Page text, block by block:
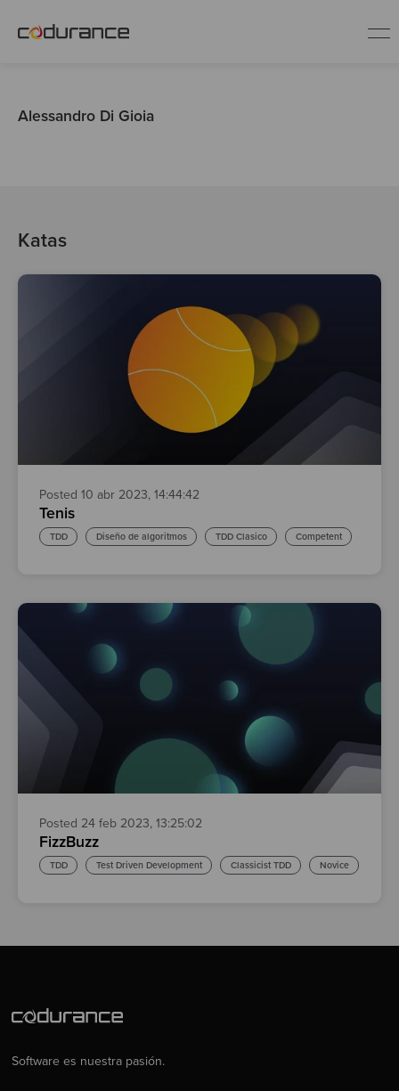
Buenas prácticas
Únete al equipo
Alessandro Di Gioia
Katas
Posted 10 abr 2023, 14:44:42
Tenis
TDD Diseño de algoritmos TDD Clasico Competent
Posted 24 feb 2023, 13:25:02
FizzBuzz
TDD Test Driven Development Classicist TDD Novice
Software es nuestra pasión.